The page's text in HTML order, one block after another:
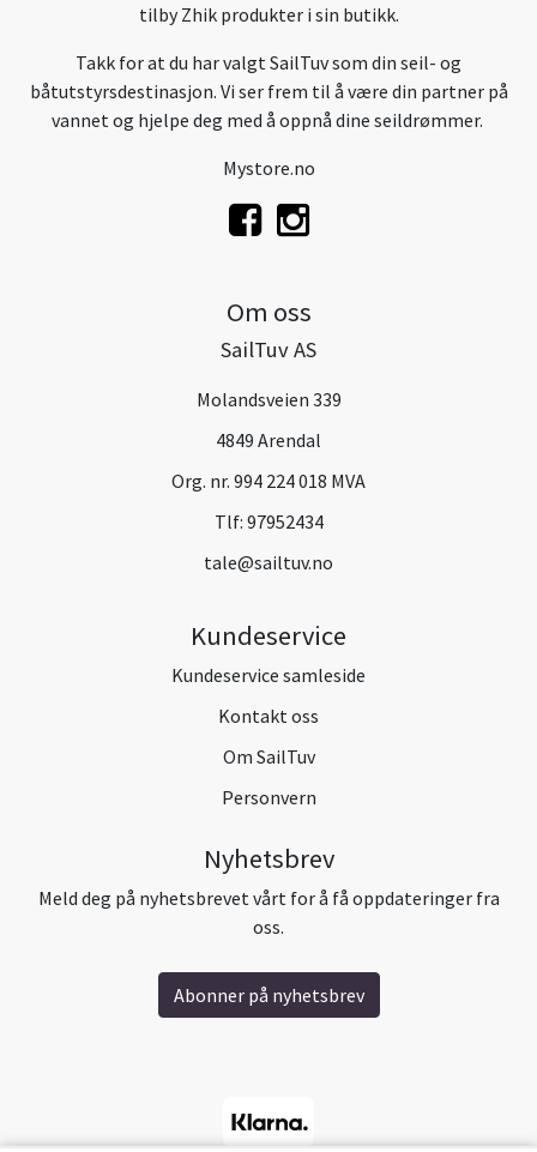
tilby Zhik produkter i sin butikk.
Takk for at du har valgt SailTuv som din seil- og
båtutstyrsdestinasjon. Vi ser frem til å være din partner på
vannet og hjelpe deg med å oppnå dine seildrømmer.
Mystore.no
Om oss
SailTuv AS
Molandsveien 339
4849 Arendal
Org. nr. 994 224 018 MVA
Tlf: 97952434
tale@sailtuv.no
Kundeservice
Kundeservice samleside
Kontakt oss
Om SailTuv
Personvern
Nyhetsbrev
Meld deg på nyhetsbrevet vårt for å få oppdateringer fra
oss.
Abonner på nyhetsbrev